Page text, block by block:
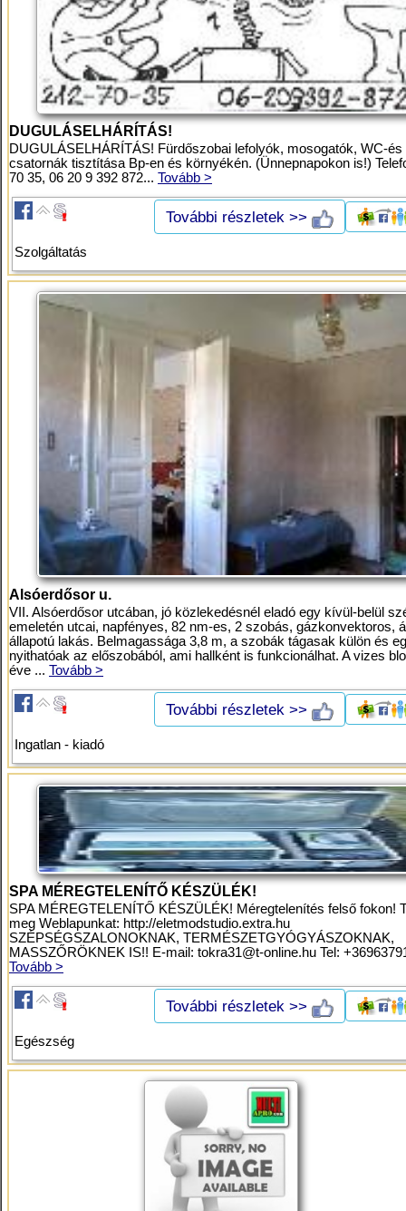
DUGULÁSELHÁRÍTÁS!
DUGULÁSELHÁRÍTÁS! Fürdőszobai lefolyók, mosogatók, WC-és
csatornák tisztítása Bp-en és környékén. (Ünnepnapokon is!)
70 35, 06 20 9 392 872... Tovább >
További részletek >>
Szolgáltatás
Alsóerdősor u.
VII. Alsóerdősor utcában, jó közlekedésnél eladó egy kívül-belül
emeletén utcai, napfényes, 82 nm-es, 2 szobás, gázkonvektoros,
állapotú lakás. Belmagassága 3,8 m, a szobák tágasak külön és
nyithatóak az előszobából, ami hallként is funkcionálhat. A vizes
éve ... Tovább >
További részletek >>
Ingatlan - kiadó
SPA MÉREGTELENÍTŐ KÉSZÜLÉK!
SPA MÉREGTELENÍTŐ KÉSZÜLÉK! Méregtelenítés felső fokon!
meg Weblapunkat: http://eletmodstudio.extra.hu
SZÉPSÉGSZALONOKNAK, TERMÉSZETGYÓGYÁSZOKNAK,
MASSZŐRÖKNEK IS!! E-mail: tokra31@t-online.hu Tel:
Tovább >
További részletek >>
Egészség